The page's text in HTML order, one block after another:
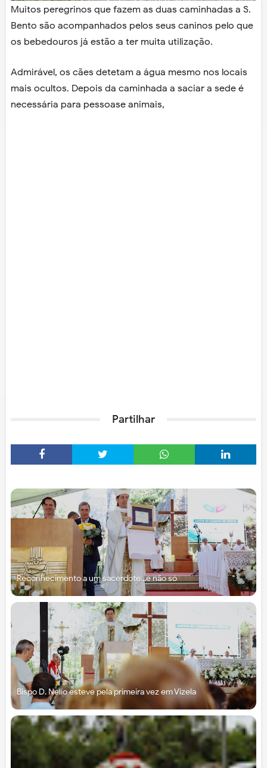
Muitos peregrinos que fazem as duas caminhadas a S.
Bento são acompanhados pelos seus caninos pelo que
os bebedouros já estão a ter muita utilização.
Admirável, os cães detetam a água mesmo nos locais
mais ocultos. Depois da caminhada a saciar a sede é
necessária para pessoase animais,
Partilhar
Reconhecimento a um sacerdote...e não só
Bispo D. Nélio esteve pela primeira vez em Vizela